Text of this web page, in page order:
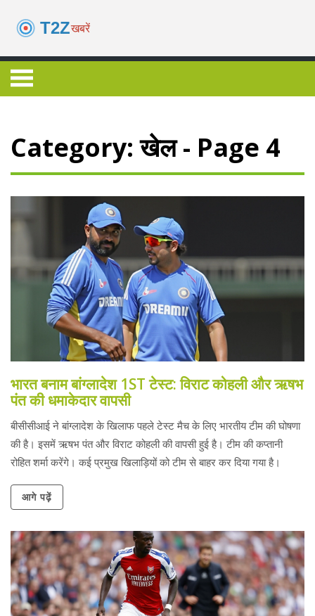
Category: खेल - Page 4
भारत बनाम बांग्लादेश 1ST टेस्ट: विराट कोहली और ऋषभ
पंत की धमाकेदार वापसी
बीसीसीआई ने बांग्लादेश के खिलाफ पहले टेस्ट मैच के लिए भारतीय टीम की घोषणा
की है। इसमें ऋषभ पंत और विराट कोहली की वापसी हुई है। टीम की कप्तानी
रोहित शर्मा करेंगे। कई प्रमुख खिलाड़ियों को टीम से बाहर कर दिया गया है।
आगे पढ़ें